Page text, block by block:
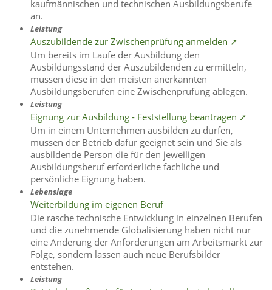
kaufmännischen und technischen Ausbildungsberufe
an.
Leistung
Auszubildende zur Zwischenprüfung anmelden ➚
Um bereits im Laufe der Ausbildung den
Ausbildungsstand der Auszubildenden zu ermitteln,
müssen diese in den meisten anerkannten
Ausbildungsberufen eine Zwischenprüfung ablegen.
Leistung
Eignung zur Ausbildung - Feststellung beantragen ➚
Um in einem Unternehmen ausbilden zu dürfen,
müssen der Betrieb dafür geeignet sein und Sie als
ausbildende Person die für den jeweiligen
Ausbildungsberuf erforderliche fachliche und
persönliche Eignung haben.
Lebenslage
Weiterbildung im eigenen Beruf
Die rasche technische Entwicklung in einzelnen Berufen
und die zunehmende Globalisierung haben nicht nur
eine Änderung der Anforderungen am Arbeitsmarkt zur
Folge, sondern lassen auch neue Berufsbilder
entstehen.
Leistung